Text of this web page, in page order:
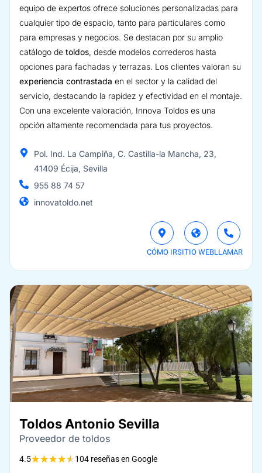
equipo de expertos ofrece soluciones personalizadas para
cualquier tipo de espacio, tanto para particulares como
para empresas y negocios. Se destacan por su amplio
catálogo de toldos, desde modelos correderos hasta
opciones para fachadas y terrazas. Los clientes valoran su
experiencia contrastada en el sector y la calidad del
servicio, destacando la rapidez y efectividad en el montaje.
Con una excelente valoración, Innova Toldos es una
opción altamente recomendada para tus proyectos.
Pol. Ind. La Campiña, C. Castilla-la Mancha, 23,
41409 Écija, Sevilla
955 88 74 57
innovatoldo.net
CÓMO IRSITIO WEBLLAMAR
Toldos Antonio Sevilla
Proveedor de toldos
4.5★★★★★ 104 reseñas en Google